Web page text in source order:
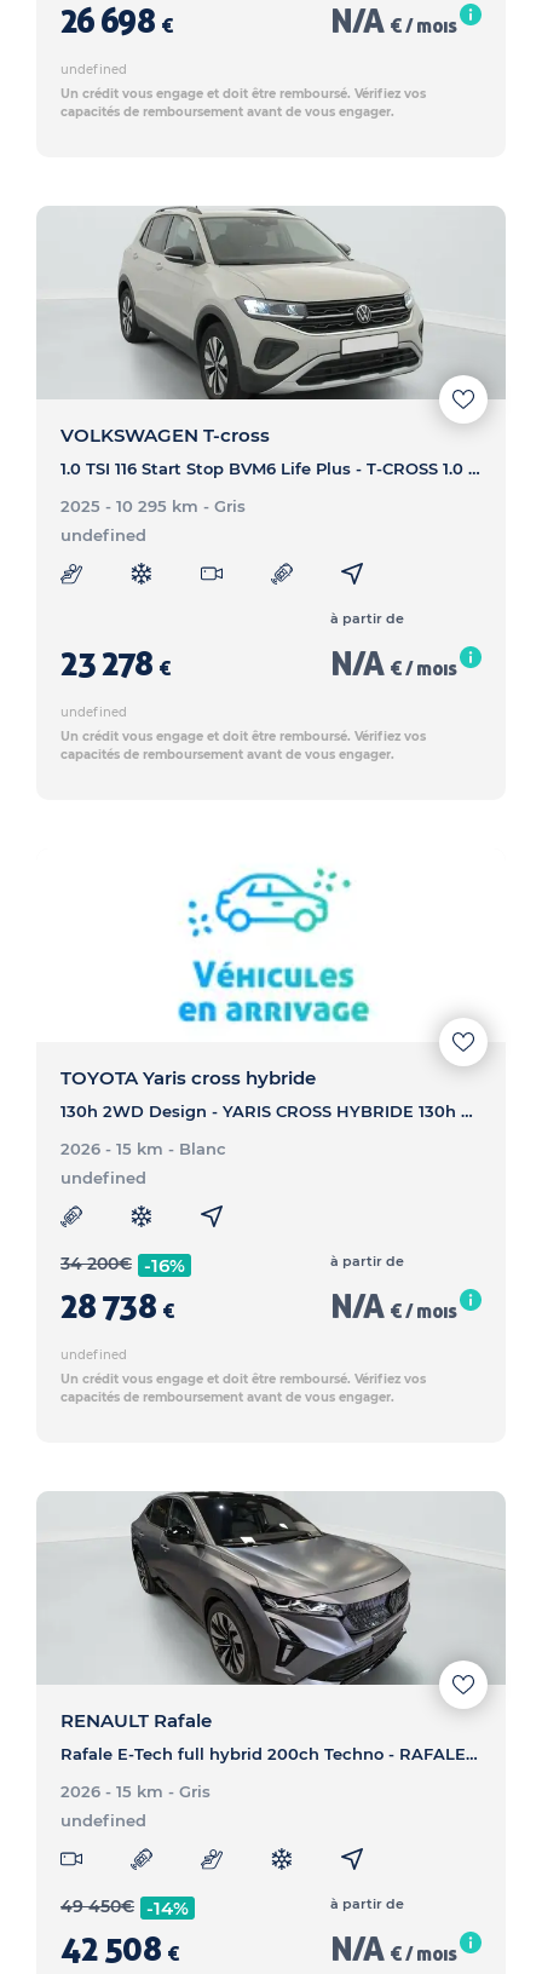
26 698 € N/A € / mois
undefined
Un crédit vous engage et doit être remboursé. Vérifiez vos
capacités de remboursement avant de vous engager.
VOLKSWAGEN T-cross
1.0 TSI 116 Start Stop BVM6 Life Plus - T-CROSS 1.0 TSI 116 Start Stop BVM6 Life Plus
2025 - 10 295 km - Gris
undefined
23 278 €
à partir de
N/A € / mois
undefined
Un crédit vous engage et doit être remboursé. Vérifiez vos
capacités de remboursement avant de vous engager.
TOYOTA Yaris cross hybride
130h 2WD Design - YARIS CROSS HYBRIDE 130h 2WD Design
2026 - 15 km - Blanc
undefined
34 200€ -16%
28 738 €
à partir de
N/A € / mois
undefined
Un crédit vous engage et doit être remboursé. Vérifiez vos
capacités de remboursement avant de vous engager.
RENAULT Rafale
Rafale E-Tech full hybrid 200ch Techno - RAFALE Rafale E-Tech full hybrid 200ch Techno
2026 - 15 km - Gris
undefined
49 450€ -14%
42 508 €
à partir de
N/A € / mois